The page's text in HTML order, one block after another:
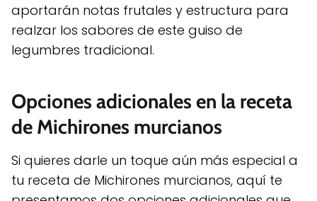
aportarán notas frutales y estructura para
realzar los sabores de este guiso de
legumbres tradicional.
Opciones adicionales en la receta
de Michirones murcianos
Si quieres darle un toque aún más especial a
tu receta de Michirones murcianos, aquí te